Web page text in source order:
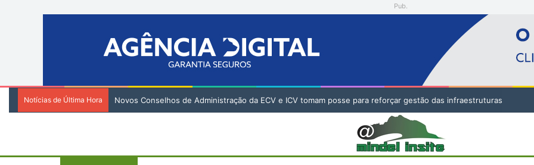
Pub.
Notícias de Última Hora Novos Conselhos de Administração da ECV e ICV tomam posse para reforçar gestão das infraestruturas